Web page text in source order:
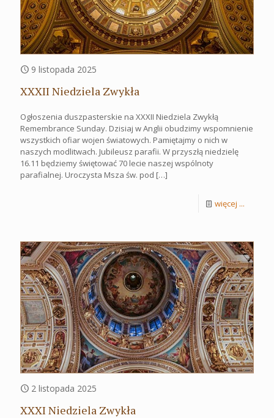
9 listopada 2025
XXXII Niedziela Zwykła
Ogłoszenia duszpasterskie na XXXII Niedziela Zwykłą
Remembrance Sunday. Dzisiaj w Anglii obudzimy wspomnienie
wszystkich ofiar wojen światowych. Pamiętajmy o nich w
naszych modlitwach. Jubileusz parafii. W przyszłą niedzielę
16.11 będziemy świętować 70 lecie naszej wspólnoty
parafialnej. Uroczysta Msza św. pod […]
więcej ...
2 listopada 2025
XXXI Niedziela Zwykła